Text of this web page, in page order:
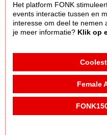
Het platform FONK
events interactie tussen en
interesse om deel te nemen
je meer informatie? Klik op
Female